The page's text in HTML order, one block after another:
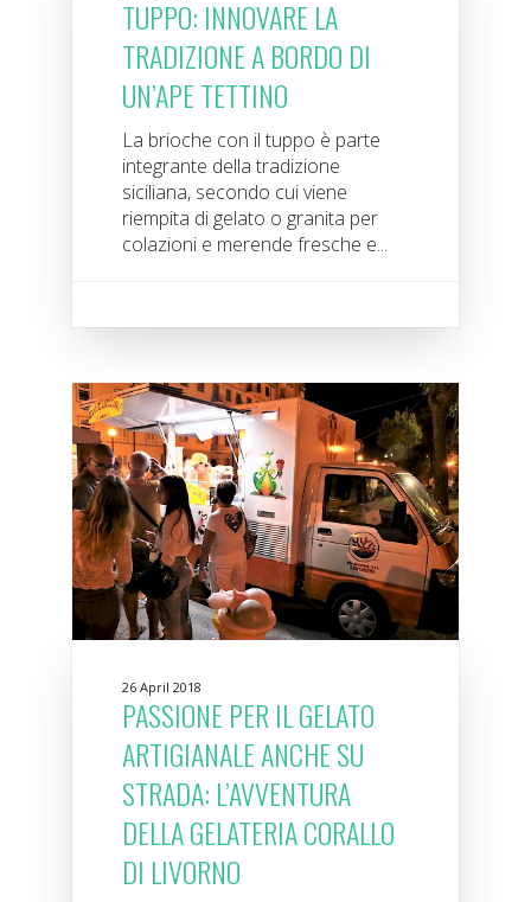
TUPPO: INNOVARE LA
TRADIZIONE A BORDO DI
UN’APE TETTINO
La brioche con il tuppo è parte
integrante della tradizione
siciliana, secondo cui viene
riempita di gelato o granita per
colazioni e merende fresche e...
26 April 2018
PASSIONE PER IL GELATO
ARTIGIANALE ANCHE SU
STRADA: L’AVVENTURA
DELLA GELATERIA CORALLO
DI LIVORNO